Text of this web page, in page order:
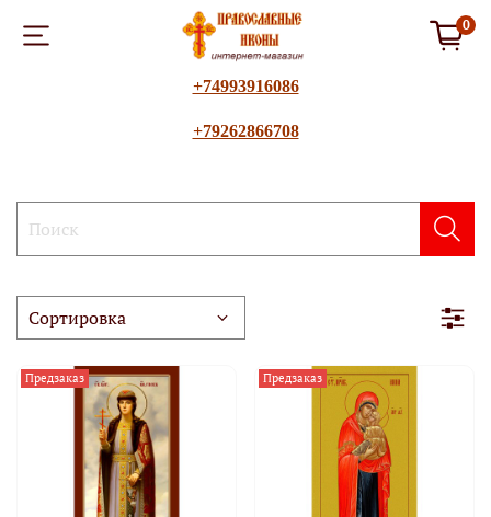
0
+74993916086
+79262866708
Предзаказ Предзаказ